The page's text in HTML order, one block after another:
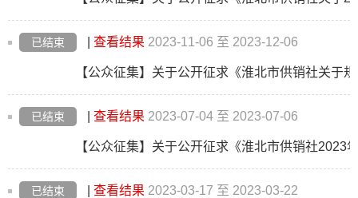
已结束 查看结果 2023-11-06 至 2023-12-06
已结束 查看结果 2023-07-04 至 2023-07-06
已结束 查看结果 2023-03-17 至 2023-03-22